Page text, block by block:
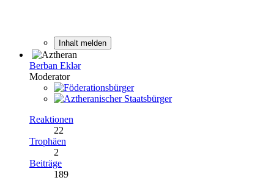
Inhalt melden
Berban Eklər
Moderator
Reaktionen
22
Trophäen
2
Beiträge
189